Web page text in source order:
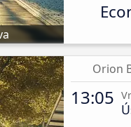
Orion
13:05